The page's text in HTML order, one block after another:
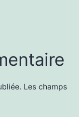
Les champs